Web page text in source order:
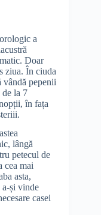
a
Doar
ziua. În ciuda
pepenii
de la 7
în fața
lângă
petecul de
cea mai
asta,
a-și vinde
casei